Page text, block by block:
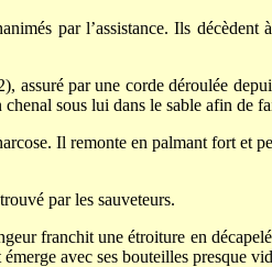
par l’assistance. Ils décèdent
assuré par une corde déroulée
sous lui dans le sable afin de
Il remonte en palmant fort et
par les sauveteurs.
franchit une étroiture en
avec ses bouteilles presque